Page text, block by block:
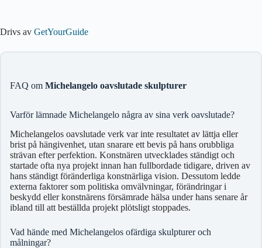
Drivs av GetYourGuide
FAQ om Michelangelo oavslutade skulpturer
Varför lämnade Michelangelo några av sina verk oavslutade?
Michelangelos oavslutade verk var inte resultatet av lättja eller
brist på hängivenhet, utan snarare ett bevis på hans orubbliga
strävan efter perfektion. Konstnären utvecklades ständigt och
startade ofta nya projekt innan han fullbordade tidigare, driven av
hans ständigt föränderliga konstnärliga vision. Dessutom ledde
externa faktorer som politiska omvälvningar, förändringar i
beskydd eller konstnärens försämrade hälsa under hans senare år
ibland till att beställda projekt plötsligt stoppades.
Vad hände med Michelangelos ofärdiga skulpturer och
målningar?